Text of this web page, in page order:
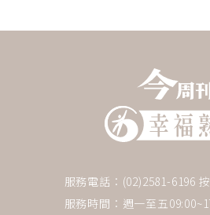
服務電話：(02)2581-6196
服務時間：週一至五